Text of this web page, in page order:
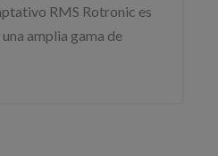
RMS Rotronic es
amplia gama de